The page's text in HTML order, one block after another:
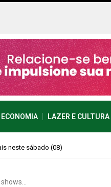
ECONOMIA LAZER E CULTURA
imprevisível